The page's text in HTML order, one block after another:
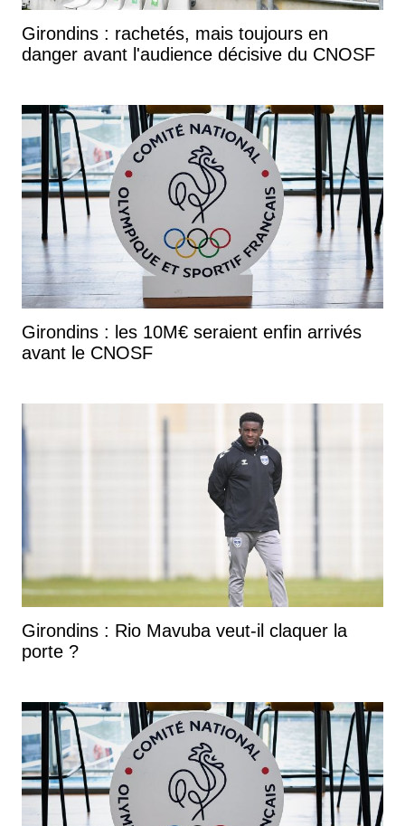
Girondins : rachetés, mais toujours en
danger avant l'audience décisive du CNOSF
Girondins : les 10M€ seraient enfin arrivés
avant le CNOSF
Girondins : Rio Mavuba veut-il claquer la
porte ?